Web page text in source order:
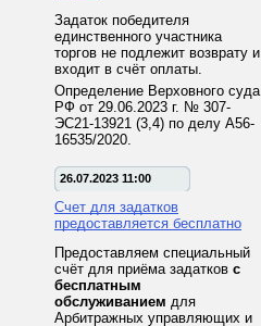
Задаток победителя
единственного участника
торгов не подлежит возврату и
входит в счёт оплаты.
Определение Верховного суда
РФ от 29.06.2023 г. № 307-
ЭС21-13921 (3,4) по делу А56-
16535/2020.
26.07.2023 11:00
Счет для задатков
предоставляется бесплатно
Предоставляем специальный
счёт для приёма задатков с
бесплатным
обслуживанием для
Арбитражных управляющих и